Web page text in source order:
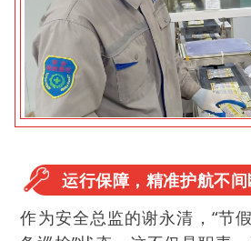
运行保障，精准护航不
作为安全总监的谢永清，“节